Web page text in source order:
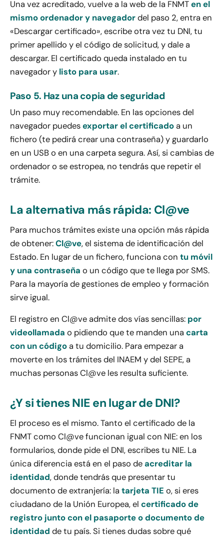
Una vez acreditado, vuelve a la web de la FNMTen el
mismo ordenador y navegadordel paso 2, entra en
«Descargar certificado», escribe otra vez tu DNI, tu
primer apellido y el código de solicitud, y dale a
descargar. El certificado queda instalado en tu
navegador y listo para usar.
Paso 5. Haz una copia de seguridad
Un paso muy recomendable. En las opciones del
navegador puedesexportar el certificadoa un
fichero (te pedirá crear una contraseña) y guardarlo
en un USB o en una carpeta segura. Así, si cambias de
ordenador o se estropea, no tendrás que repetir el
trámite.
La alternativa más rápida: Cl@ve
Para muchos trámites existe una opción más rápida
de obtener:Cl@ve, el sistema de identificación del
Estado. En lugar de un fichero, funciona con tu móvil
y una contraseña o un código que te llega por SMS.
Para la mayoría de gestiones de empleo y formación
sirve igual.
El registro en Cl@ve admite dos vías sencillas: por
videollamada o pidiendo que te manden una carta
con un códigoa tu domicilio. Para empezar a
moverte en los trámites del INAEM y del SEPE, a
muchas personas Cl@ve les resulta suficiente.
¿Y si tienes NIE en lugar de DNI?
El proceso es el mismo. Tanto el certificado de la
FNMT como Cl@ve funcionan igual con NIE: en los
formularios, donde pide el DNI, escribes tu NIE. La
única diferencia está en el paso deacreditar la
identidad, donde tendrás que presentar tu
documento de extranjería: la tarjeta TIE o, si eres
ciudadano de la Unión Europea, el certificado de
registro junto con el pasaporte o documento de
identidad de tu país. Si tienes dudas sobre qué